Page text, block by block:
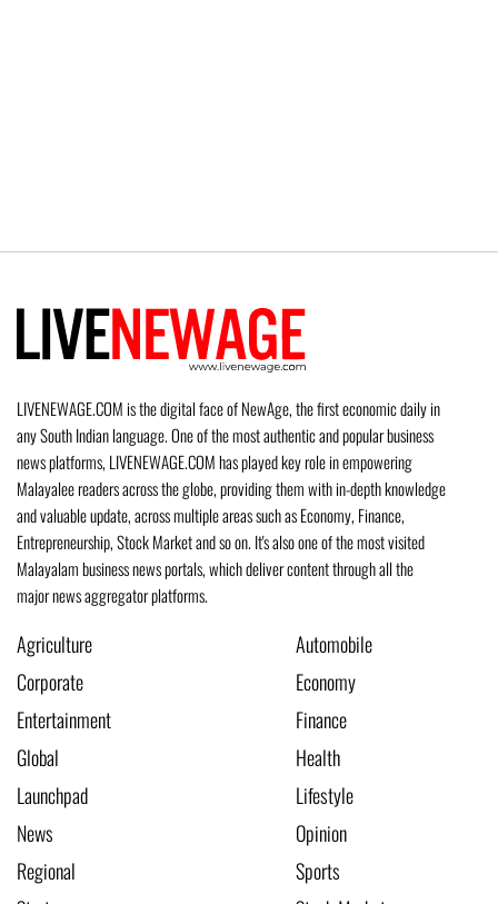
LIVENEWAGE.COM is the digital face of NewAge, the first economic daily in
any South Indian language. One of the most authentic and popular business
news platforms, LIVENEWAGE.COM has played key role in empowering
Malayalee readers across the globe, providing them with in-depth knowledge
and valuable update, across multiple areas such as Economy, Finance,
Entrepreneurship, Stock Market and so on. It's also one of the most visited
Malayalam business news portals, which deliver content through all the
major news aggregator platforms.
Agriculture
Automobile
Corporate
Economy
Entertainment
Finance
Global
Health
Launchpad
Lifestyle
News
Opinion
Regional
Sports